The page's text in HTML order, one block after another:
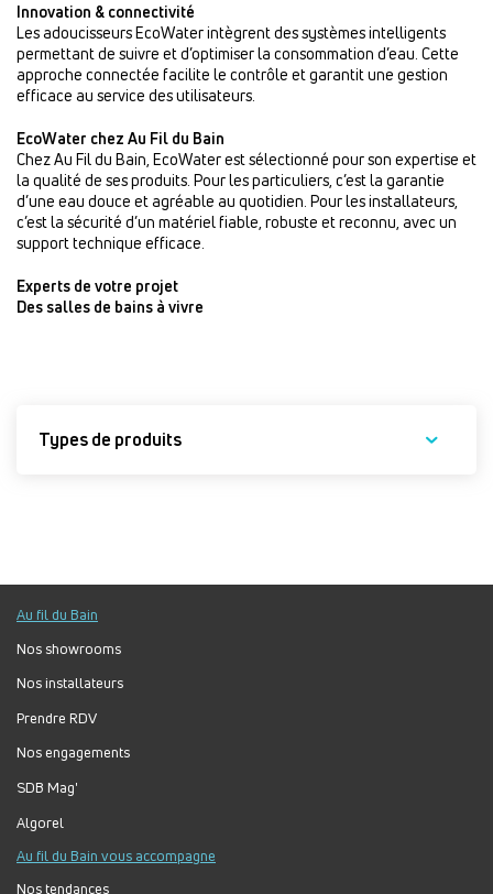
Innovation & connectivité
Les adoucisseurs EcoWater intègrent des systèmes intelligents
permettant de suivre et d’optimiser la consommation d’eau. Cette
approche connectée facilite le contrôle et garantit une gestion
efficace au service des utilisateurs.
EcoWater chez Au Fil du Bain
Chez Au Fil du Bain, EcoWater est sélectionné pour son expertise et
la qualité de ses produits. Pour les particuliers, c’est la garantie
d’une eau douce et agréable au quotidien. Pour les installateurs,
c’est la sécurité d’un matériel fiable, robuste et reconnu, avec un
support technique efficace.
Experts de votre projet
Des salles de bains à vivre
Types de produits
Au fil du Bain
Nos showrooms
Nos installateurs
Prendre RDV
Nos engagements
SDB Mag'
Algorel
Au fil du Bain vous accompagne
Nos tendances